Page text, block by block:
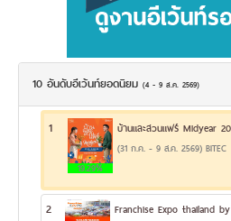
10 อันดับอีเว้นท์ยอดนิยม (4 - 9 ส.ค. 2569)
1
19.29%
บ้านและสวนแฟร์ Midyear
(31 ก.ค. - 9 ส.ค. 2569) BITEC
2 Franchise Expo thailand